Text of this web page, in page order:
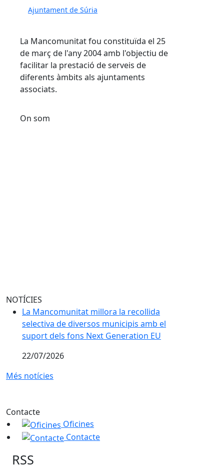
Ajuntament de Súria
La Mancomunitat fou constituïda el 25
de març de l'any 2004 amb l'objectiu de
facilitar la prestació de serveis de
diferents àmbits als ajuntaments
associats.
On som
NOTÍCIES
La Mancomunitat millora la recollida
selectiva de diversos municipis amb el
suport dels fons Next Generation EU
22/07/2026
Més notícies
Contacte
Oficines
Contacte
RSS